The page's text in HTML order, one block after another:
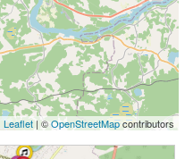
Leaflet | ©OpenStreetMapcontributors